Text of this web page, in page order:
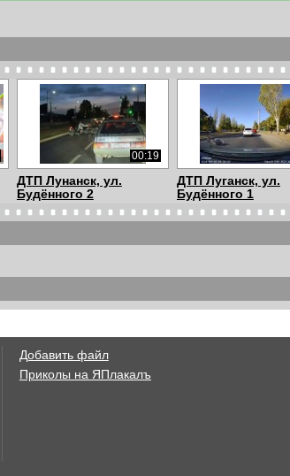
00:19
ДТП Лунанск, ул.
Будённого 2
ДТП Луганск, ул.
Будённого 1
00:06
прилетело не ожидал
Добавить файл
Приколы на ЯПлакалъ